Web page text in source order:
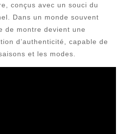
conçus avec un souci du
Dans un monde souvent
de montre devient une
d’authenticité, capable de
et les modes.